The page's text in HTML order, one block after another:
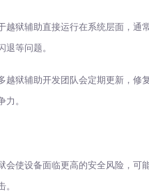
越狱辅助直接运行在系统层面，通
退等问题。
越狱辅助开发团队会定期更新，修
力。
会使设备面临更高的安全风险，可
。